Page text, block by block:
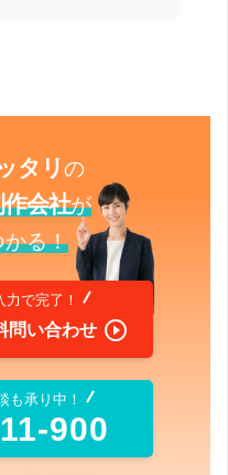
タリの
会社が
かる！
で完了！
問い合わせ 
も承り中！
900